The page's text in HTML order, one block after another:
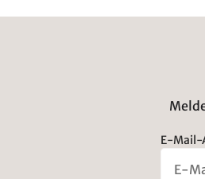
E-Mail-